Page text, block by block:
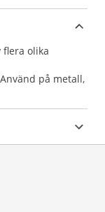
olika
på metall,